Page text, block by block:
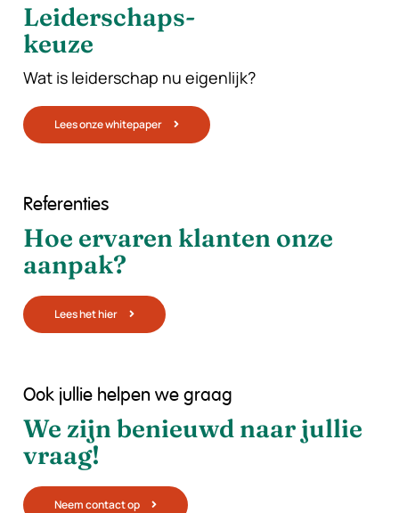
Leiderschaps-
keuze
Wat is leiderschap nu eigenlijk?
Lees onze whitepaper
Referenties
Hoe ervaren klanten onze
aanpak?
Lees het hier
Ook jullie helpen we graag
We zijn benieuwd naar jullie
vraag!
Neem contact op